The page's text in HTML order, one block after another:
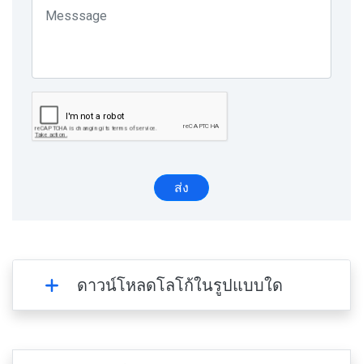
ส่ง
ดาวน์โหลดโลโก้ในรูปแบบใด